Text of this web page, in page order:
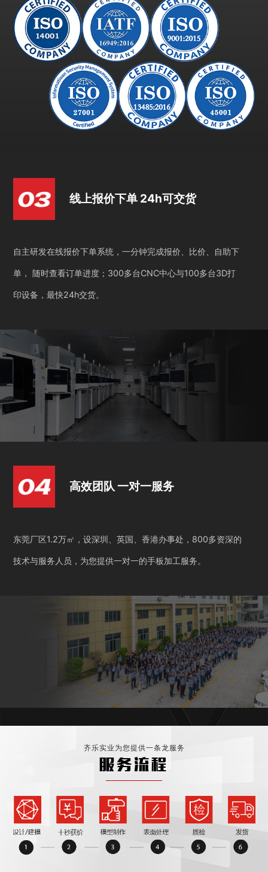
线上报价下单 24h可交货
自主研发在线报价下单系统，一分钟完成报价、比价、自助下
单， 随时查看订单进度；300多台CNC中心与100多台3D打
印设备，最快24h交货。
高效团队 一对一服务
东莞厂区1.2万㎡，设深圳、英国、香港办事处，800多资深的
技术与服务人员，为您提供一对一的手板加工服务。
齐乐实业为您提供一条龙服务
服务流程